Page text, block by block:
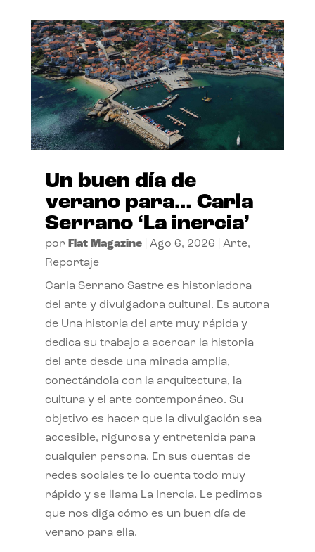
Un buen día de
verano para… Carla
Serrano ‘La inercia’
por Flat Magazine| Ago 6, 2026 Arte,
Reportaje
Carla Serrano Sastre es historiadora
del arte y divulgadora cultural. Es autora
de Una historia del arte muy rápida y
dedica su trabajo a acercar la historia
del arte desde una mirada amplia,
conectándola con la arquitectura, la
cultura y el arte contemporáneo. Su
objetivo es hacer que la divulgación sea
accesible, rigurosa y entretenida para
cualquier persona. En sus cuentas de
redes sociales te lo cuenta todo muy
rápido y se llama La Inercia. Le pedimos
que nos diga cómo es un buen día de
verano para ella.